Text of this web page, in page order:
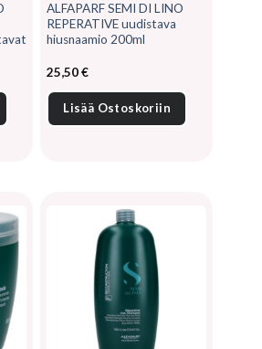
ALFAPARF SEMI DI LINO
REPERATIVE uudistava
hiusnaamio 200ml
25,50€
Lisää Ostoskoriin